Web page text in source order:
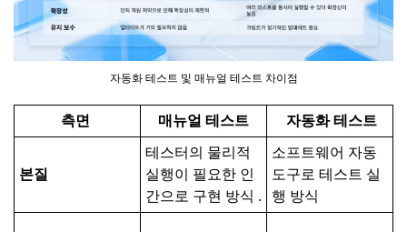
자동화 테스트 및 매뉴얼 테스트 차이점
측면 매뉴얼 테스트 자동화 테스트
본질
테스터의 물리적
실행이 필요한 인
간으로 구현 방식 .
소프트웨어 자동
도구로 테스트 실
행 방식